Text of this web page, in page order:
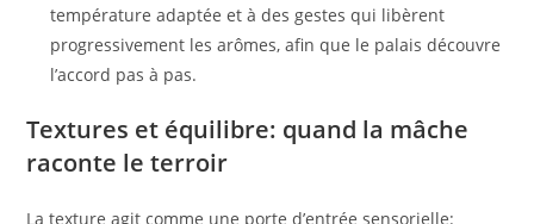
température adaptée et à des gestes qui libèrent
progressivement les arômes, afin que le palais découvre
l’accord pas à pas.
Textures et équilibre: quand la mâche
raconte le terroir
La texture agit comme une porte d’entrée sensorielle: